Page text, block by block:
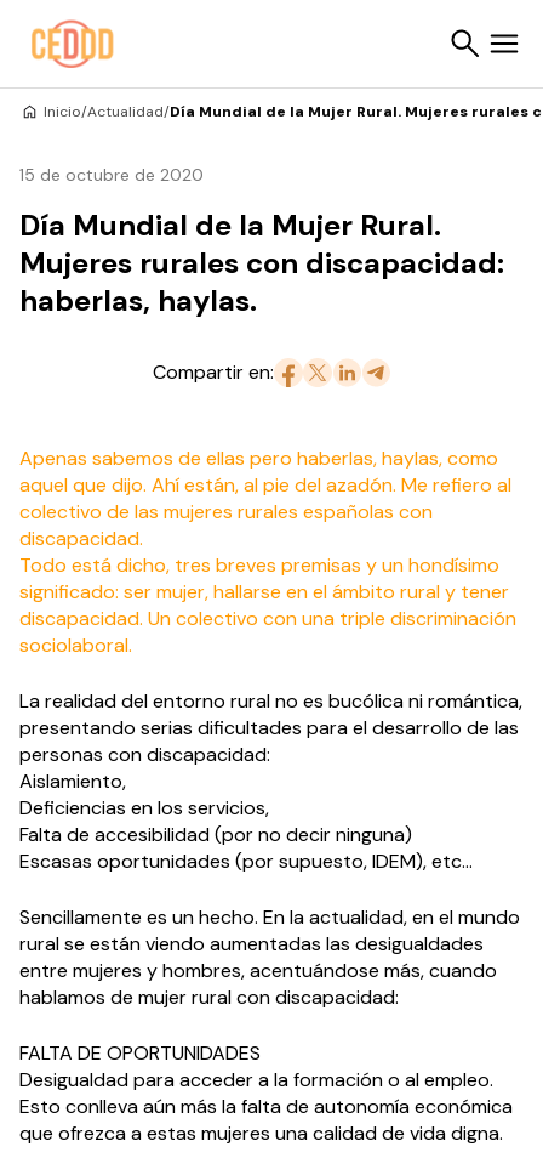
Inicio/Actualidad/Día Mundial de la Mujer Rural. Mujeres rurales
15 de octubre de 2020
Día Mundial de la Mujer Rural.
Mujeres rurales con discapacidad:
haberlas, haylas.
Compartir en:
Apenas sabemos de ellas pero haberlas, haylas, como
aquel que dijo. Ahí están, al pie del azadón. Me refiero al
colectivo de las mujeres rurales españolas con
discapacidad.
Todo está dicho, tres breves premisas y un hondísimo
significado: ser mujer, hallarse en el ámbito rural y tener
discapacidad. Un colectivo con una triple discriminación
sociolaboral.
La realidad del entorno rural no es bucólica ni romántica,
presentando serias dificultades para el desarrollo de las
personas con discapacidad:
Aislamiento,
Deficiencias en los servicios,
Falta de accesibilidad (por no decir ninguna)
Escasas oportunidades (por supuesto, IDEM), etc…
Sencillamente es un hecho. En la actualidad, en el mundo
rural se están viendo aumentadas las desigualdades
entre mujeres y hombres, acentuándose más, cuando
hablamos de mujer rural con discapacidad:
FALTA DE OPORTUNIDADES
Desigualdad para acceder a la formación o al empleo.
Esto conlleva aún más la falta de autonomía económica
que ofrezca a estas mujeres una calidad de vida digna.